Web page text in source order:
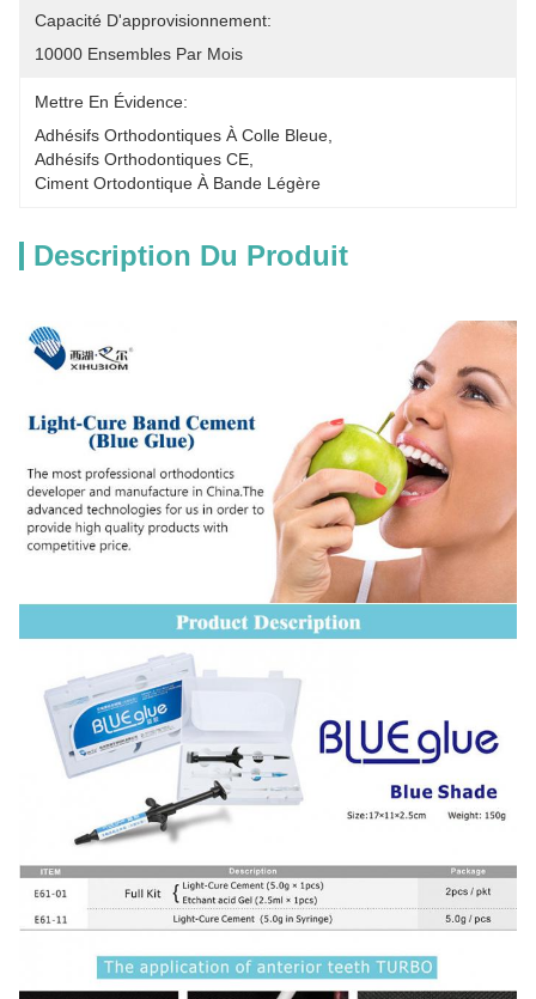
Capacité D'approvisionnement:
10000 Ensembles Par Mois
Mettre En Évidence:
Adhésifs Orthodontiques À Colle Bleue
Adhésifs Orthodontiques CE
Ciment Ortodontique À Bande Légère
Description Du Produit